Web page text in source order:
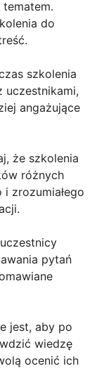
do
szkolenia
uczestnikami,
angażujące
że szkolenia
różnych
zrozumiałego
pytań
jest, aby po
wiedzę
ocenić ich